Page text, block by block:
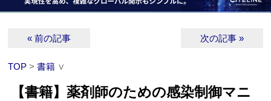
« 前の記事 次の記事 »
TOP >書籍 ∨
【書籍】薬剤師のための感染制御マニ